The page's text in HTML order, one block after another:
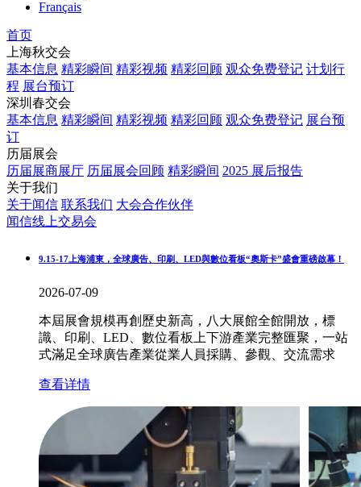
Français
首页
上海秋交会
基本信息 精彩瞬间 精彩视频 精彩回顾 观众免费登记 计划行
程 展台预订
深圳春交会
基本信息 精彩瞬间 精彩视频 精彩回顾 观众免费登记 展台预
订
历届展会
历届展商展厅 历届展会回顾 精彩瞬间 2025 展后报告
关于我们
关于闻信 联系我们 大会合作伙伴
闻信线上交易会
9.15-17上海浦東，全球廣告、印刷、LED與數位看板“奧斯卡”盛會重磅啟幕！
2026-07-09
本屆展會規模再創歷史新高，八大展館全館開放，標
識、印刷、LED、數位看板上下游產業完整匯聚，一站
式滿足全球廣告產業從業人員採購、參觀、交流需求
查看详情